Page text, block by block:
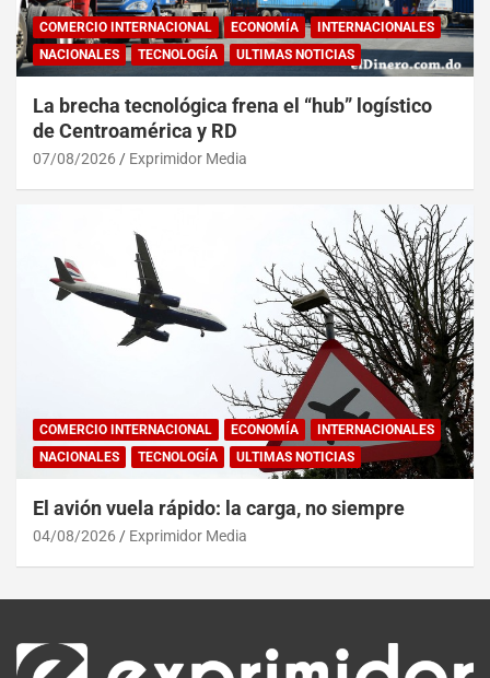
COMERCIO INTERNACIONAL ECONOMÍA
INTERNACIONALES
NACIONALES
TECNOLOGÍA ULTIMAS NOTICIAS
La brecha tecnológica frena el “hub” logístico
de Centroamérica y RD
07/08/2026 Exprimidor Media
COMERCIO INTERNACIONAL ECONOMÍA
INTERNACIONALES
NACIONALES
TECNOLOGÍA ULTIMAS NOTICIAS
El avión vuela rápido: la carga, no siempre
04/08/2026 Exprimidor Media